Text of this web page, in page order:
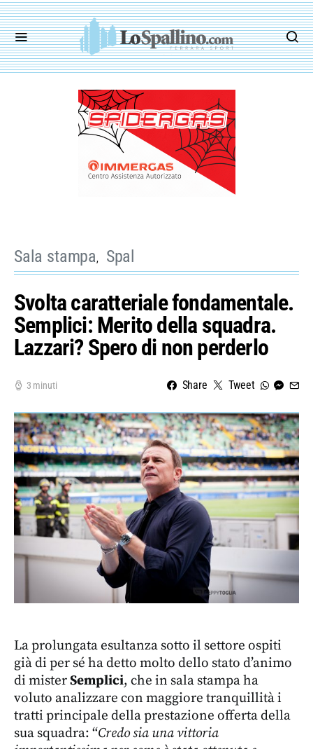
Sala stampa Spal
Svolta caratteriale fondamentale.
Semplici: Merito della squadra.
Lazzari? Spero di non perderlo
3 minuti Share Tweet
La prolungata esultanza sotto il settore ospiti
già di per sé ha detto molto dello stato d’animo
di misterSemplici, che in sala stampa ha
voluto analizzare con maggiore tranquillità i
tratti principale della prestazione offerta della
sua squadra: “Credo sia una vittoria